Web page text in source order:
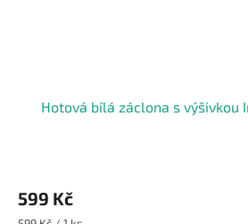
Hotová bílá záclona s výšivkou
599 Kč